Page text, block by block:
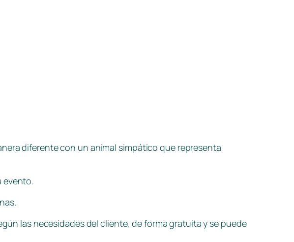
diferente con un animal simpático que representa
evento.
las necesidades del cliente, de forma gratuita y se puede